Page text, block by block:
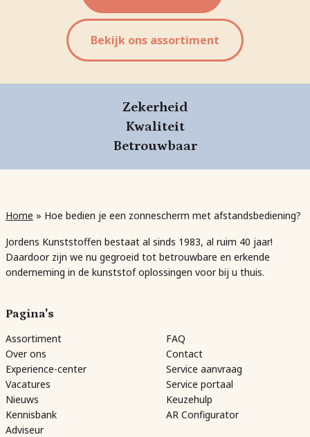
Bekijk ons assortiment
Zekerheid
Kwaliteit
Betrouwbaar
Home » Hoe bedien je een zonnescherm met afstandsbediening?
Jordens Kunststoffen bestaat al sinds 1983, al ruim 40 jaar!
Daardoor zijn we nu gegroeid tot betrouwbare en erkende
onderneming in de kunststof oplossingen voor bij u thuis.
Pagina's
Assortiment
Over ons
Experience-center
Vacatures
Nieuws
Kennisbank
Adviseur
FAQ
Contact
Service aanvraag
Service portaal
Keuzehulp
AR Configurator